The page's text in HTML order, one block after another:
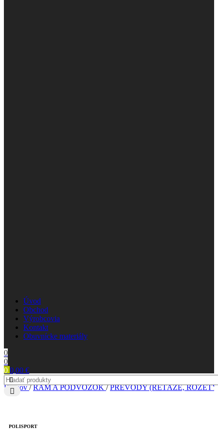
Úvod
Obchod
Výrobcovia
Kontakt
Obuvnícke materiály
0
0
0 0,00 €
Domov/ RÁM A PODVOZOK/ PREVODY (REŤAZE,
POLISPORT